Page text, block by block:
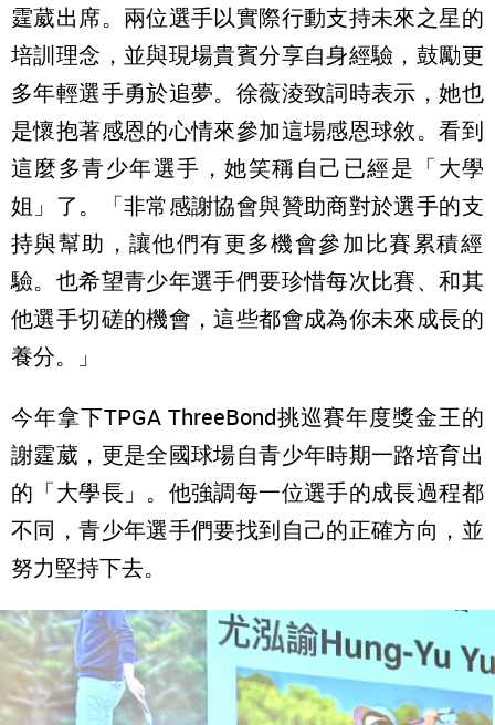
霆葳出席。 兩位選手以實際行動支持未來之星的
培訓理念， 並與現場貴賓分享自身經驗，鼓勵更
多年輕選手勇於追夢。 徐薇淩致詞時表示，她也
是懷抱著感恩的心情來參加這場感恩球敘。看到
這麼多青少年選手，她笑稱自己已經是「大學
姐」了。「非常感謝協會與贊助商對於選手的支
持與幫助， 讓他們有更多機會參加比賽累積經
驗。 也希望青少年選手們要珍惜每次比賽、和其
他選手切磋的機會，這些都會成為你未來成長的
養分。」
今年拿下TPGA ThreeBond挑巡賽年度獎金王的
謝霆葳， 更是全國球場自青少年時期一路培育出
的「大學長」。 他強調每一位選手的成長過程都
不同，青少年選手們要找到自己的正確方向，並
努力堅持下去。